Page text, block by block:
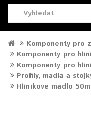
Komponenty pro
Komponenty pro
Komponenty pro
Profily, madla a
Hliníkové madlo